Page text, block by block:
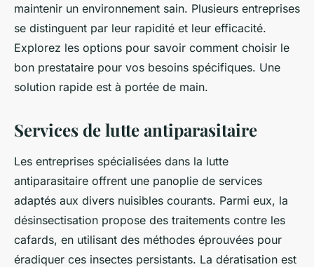
maintenir un environnement sain. Plusieurs entreprises
se distinguent par leur rapidité et leur efficacité.
Explorez les options pour savoir comment choisir le
bon prestataire pour vos besoins spécifiques. Une
solution rapide est à portée de main.
Services de lutte antiparasitaire
Les entreprises spécialisées dans la lutte
antiparasitaire offrent une panoplie de services
adaptés aux divers nuisibles courants. Parmi eux, la
désinsectisation propose des traitements contre les
cafards, en utilisant des méthodes éprouvées pour
éradiquer ces insectes persistants. La dératisation est